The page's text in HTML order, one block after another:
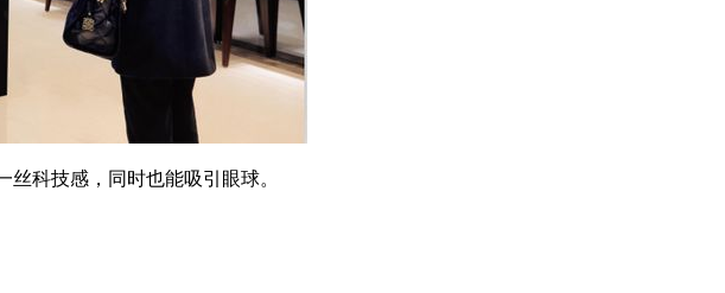
科技感，同时也能吸引眼球。